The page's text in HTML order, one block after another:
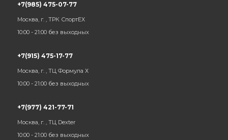
+7(985) 475-07-77
Москва, г. , ТРК СпортЕХ
10:00 - 21:00 без выходных
+7(915) 475-17-77
Москва, г. , ТЦ Формула Х
10:00 - 21:00 без выходных
+7(977) 421-77-71
Москва, г. , ТЦ Dexter
10:00 - 21:00 без выходных